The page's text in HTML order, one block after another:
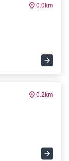
0.0km
0.2km